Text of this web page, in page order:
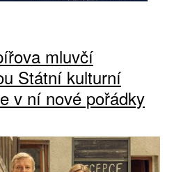
mluvčí
Státní kulturní
v ní nové pořádky